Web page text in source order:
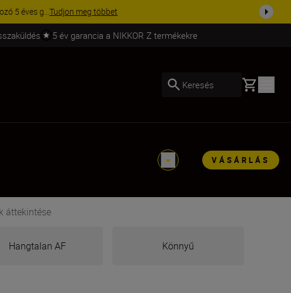
ki még ma a fe...Vásároljon most
5 év garancia a NIKKOR Z termékekre
Keresés Basket
VÁSÁRLÁS
áttekintése
Hangtalan AF Könnyű